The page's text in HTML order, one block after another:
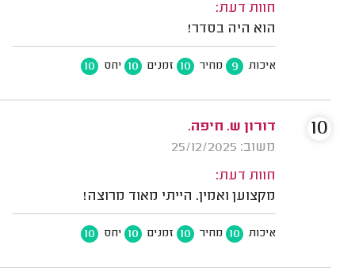
חוות דעת:
הוא היה בסדר!
איכות 9 מחיר 10 זמנים 10 יחס 10
דורון ש. חיפה.
משוב: 25/12/2025
חוות דעת:
מקצוען ואמין. הייתי מאוד מרוצה!
איכות 10 מחיר 10 זמנים 10 יחס 10
10